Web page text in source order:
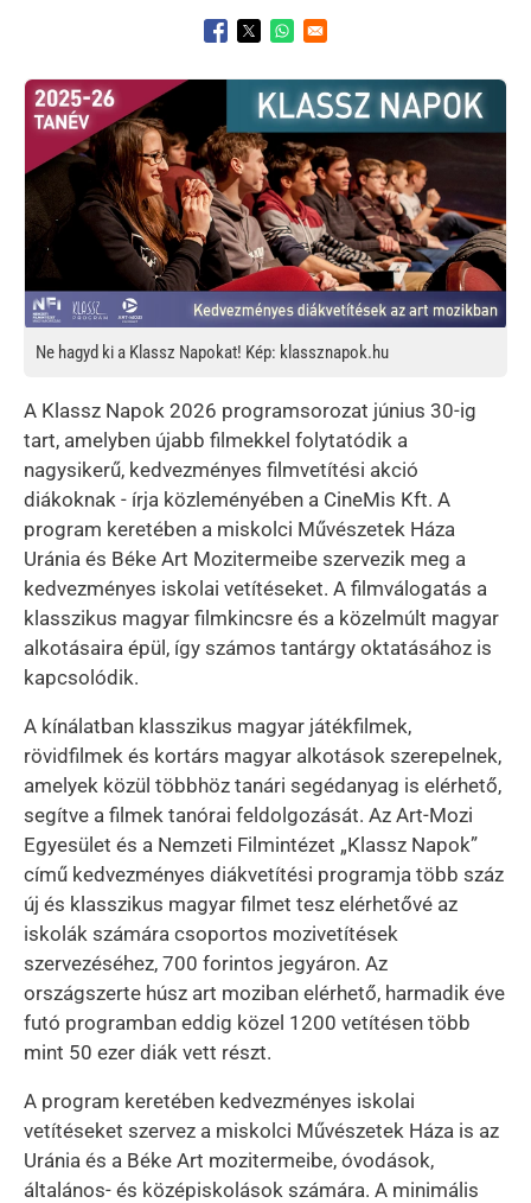
Opens in a new window
Opens in a new window
Opens in a new window
Kép
Ne hagyd ki a Klassz Napokat! Kép: klassznapok.hu
A Klassz Napok 2026 programsorozat június 30-ig
tart, amelyben újabb filmekkel folytatódik a
nagysikerű, kedvezményes filmvetítési akció
diákoknak - írja közleményében a CineMis Kft. A
program keretében a miskolci Művészetek Háza
Uránia és Béke Art Mozitermeibe szervezik meg a
kedvezményes iskolai vetítéseket. A filmválogatás a
klasszikus magyar filmkincsre és a közelmúlt magyar
alkotásaira épül, így számos tantárgy oktatásához is
kapcsolódik.
A kínálatban klasszikus magyar játékfilmek,
rövidfilmek és kortárs magyar alkotások szerepelnek,
amelyek közül többhöz tanári segédanyag is elérhető,
segítve a filmek tanórai feldolgozását. Az Art-Mozi
Egyesület és a Nemzeti Filmintézet „Klassz Napok”
című kedvezményes diákvetítési programja több száz
új és klasszikus magyar filmet tesz elérhetővé az
iskolák számára csoportos mozivetítések
szervezéséhez, 700 forintos jegyáron. Az
országszerte húsz art moziban elérhető, harmadik éve
futó programban eddig közel 1200 vetítésen több
mint 50 ezer diák vett részt.
A program keretében kedvezményes iskolai
vetítéseket szervez a miskolci Művészetek Háza is az
Uránia és a Béke Art mozitermeibe, óvodások,
általános- és középiskolások számára. A minimális